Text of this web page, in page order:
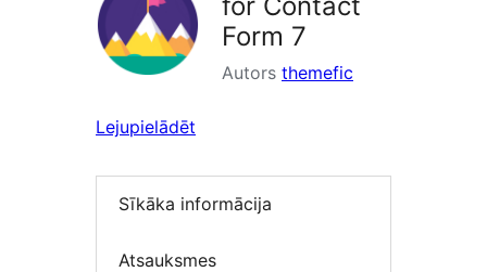
Form 7
Autors themefic
Lejupielādēt
Sīkāka informācija
Atsauksmes